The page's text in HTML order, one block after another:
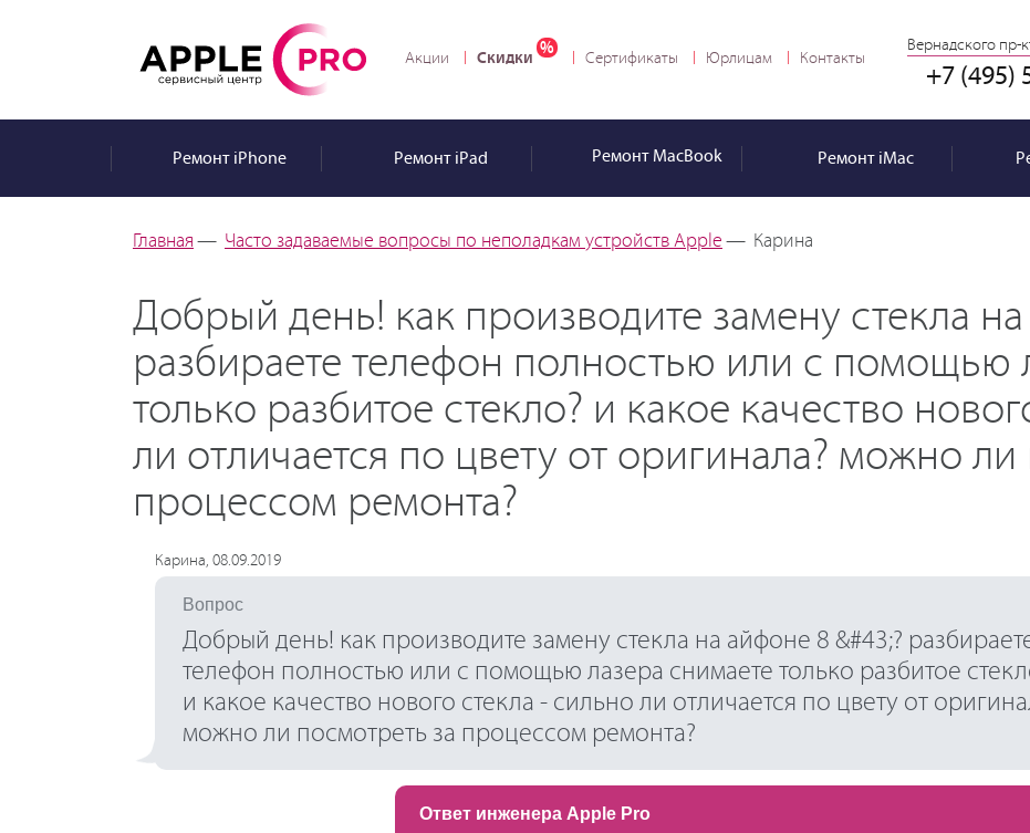
Вернадского пр-
+7 (495)
Акции Скидки Сертификаты Юрлицам Контакты
РемонтiPhone РемонтiPad Ремонт MacBook РемонтiMac
Главная — Часто задаваемые вопросы по неполадкам устройств Apple — Карина
Добрый день! как производите замену стекла
разбираете телефон полностью или с помощью
только разбитое стекло? и какое качество
ли отличается по цвету от оригинала? можно ли
процессом ремонта?
Карина, 08.09.2019
Вопрос
Добрый день! как производите замену стекла на айфоне 8 &#43;?
телефон полностью или с помощью лазера снимаете только разбитое
и какое качество нового стекла - сильно ли отличается по цвету от
можно ли посмотреть за процессом ремонта?
Ответ инженера Apple Pro